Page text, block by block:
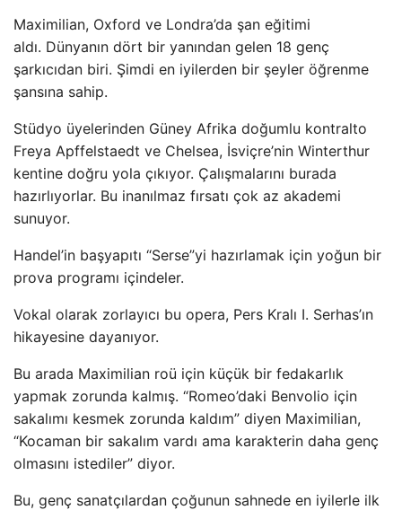
Maximilian, Oxford ve Londra’da şan eğitimi
aldı. Dünyanın dört bir yanından gelen 18 genç
şarkıcıdan biri. Şimdi en iyilerden bir şeyler öğrenme
şansına sahip.
Stüdyo üyelerinden Güney Afrika doğumlu kontralto
Freya Apffelstaedt ve Chelsea, İsviçre’nin Winterthur
kentine doğru yola çıkıyor. Çalışmalarını burada
hazırlıyorlar. Bu inanılmaz fırsatı çok az akademi
sunuyor.
Handel’in başyapıtı “Serse”yi hazırlamak için yoğun bir
prova programı içindeler.
Vokal olarak zorlayıcı bu opera, Pers Kralı I. Serhas’ın
hikayesine dayanıyor.
Bu arada Maximilian roü için küçük bir fedakarlık
yapmak zorunda kalmış. “Romeo’daki Benvolio için
sakalımı kesmek zorunda kaldım” diyen Maximilian,
“Kocaman bir sakalım vardı ama karakterin daha genç
olmasını istediler” diyor.
Bu, genç sanatçılardan çoğunun sahnede en iyilerle ilk